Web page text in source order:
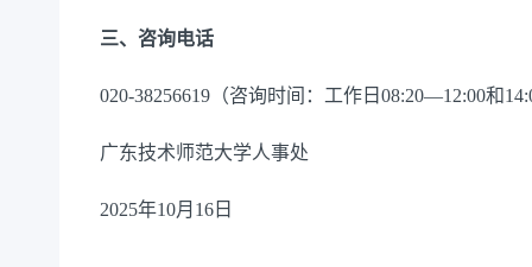
三、 咨询电话
020-38256619（咨询时间：工作日08:20—12:00和
广东技术师范大学人事处
2025年10月16日